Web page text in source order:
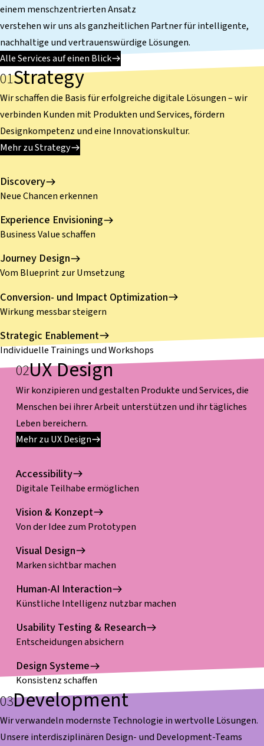
einem menschzentrierten Ansatz
verstehen wir uns als ganzheitlichen Partner für intelligente,
nachhaltige und vertrauenswürdige Lösungen.
Alle Services auf einen Blick
Strategy
Wir schaffen die Basis für erfolgreiche digitale Lösungen – wir
verbinden Kunden mit Produkten und Services, fördern
Designkompetenz und eine Innovationskultur.
Mehr zu Strategy
Discovery
Neue Chancen erkennen
Experience Envisioning
Business Value schaffen
Journey Design
Vom Blueprint zur Umsetzung
Conversion- und Impact Optimization
Wirkung messbar steigern
Strategic Enablement
Individuelle Trainings und Workshops
UX Design
Wir konzipieren und gestalten Produkte und Services, die
Menschen bei ihrer Arbeit unterstützen und ihr tägliches
Leben bereichern.
Mehr zu UX Design
Accessibility
Digitale Teilhabe ermöglichen
Vision & Konzept
Von der Idee zum Prototypen
Visual Design
Marken sichtbar machen
Human-AI Interaction
Künstliche Intelligenz nutzbar machen
Usability Testing & Research
Entscheidungen absichern
Design Systeme
Konsistenz schaffen
Development
Wir verwandeln modernste Technologie in wertvolle Lösungen.
Unsere interdisziplinären Design- und Development-Teams